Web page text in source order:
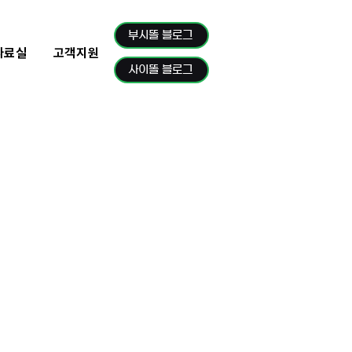
료실 고객지원
부시똘 블로그
사이똘 블로그